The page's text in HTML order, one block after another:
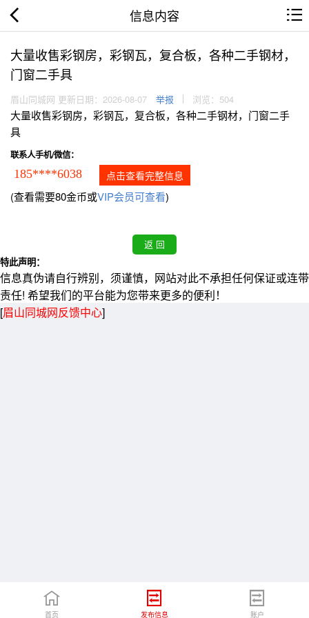
信息内容
大量收售彩钢房，彩钢瓦，复合板，各种二手钢材，
门窗二手具
眉山同城网 更新日期：2026-08-07 举报 浏览：504
大量收售彩钢房，彩钢瓦，复合板，各种二手钢材，门窗二手
具
联系人手机/微信：
185****6038 点击查看完整信息
(查看需要80金币或VIP会员可查看)
特此声明：
信息真伪请自行辨别，须谨慎，网站对此不承担任何保证或连带
责任! 希望我们的平台能为您带来更多的便利！
[眉山同城网反馈中心]
首页 发布信息 账户